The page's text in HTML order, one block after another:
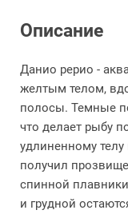
Описание
Данио рерио -
желтым телом,
полосы. Темные
что делает рыбу
удлиненному
получил
спинной
и грудной